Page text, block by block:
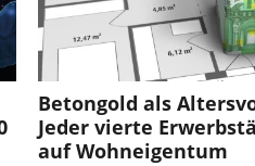
Betongold als
Jeder vierte
auf Wohneigentum